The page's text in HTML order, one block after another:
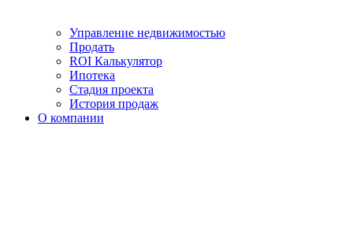
Управление недвижимостью
Продать
ROI Калькулятор
Ипотека
Стадия проекта
История продаж
О компании